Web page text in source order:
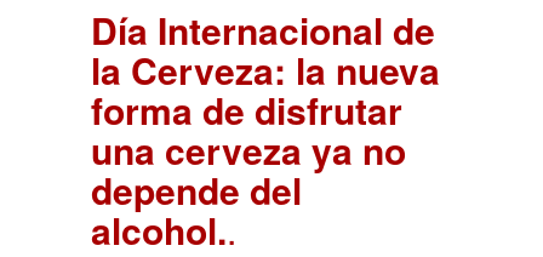
Día Internacional de
la Cerveza: la nueva
forma de disfrutar
una cerveza ya no
depende del
alcohol..